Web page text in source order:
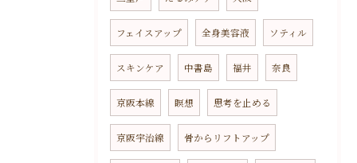
フェイスアップ 全身美容液 ソティル
スキンケア 中書島 福井 奈良
京阪本線 瞑想 思考を止める
京阪宇治線 骨からリフトアップ